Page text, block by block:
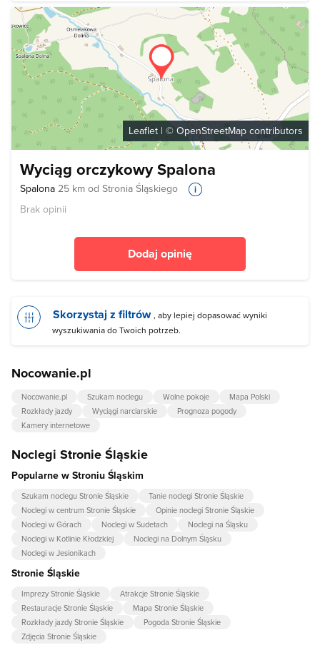
Leaflet | © OpenStreetMap contributors
Wyciąg orczykowy Spalona
Spalona 25 km od Stronia Śląskiego
Brak opinii
Dodaj opinię
Skorzystaj z filtrów , aby lepiej dopasować wyniki
wyszukiwania do Twoich potrzeb.
Nocowanie.pl
Nocowanie.pl Szukam noclegu Wolne pokoje
Mapa Polski
Rozkłady jazdy
Wyciągi narciarskie
Prognoza pogody
Kamery internetowe
Noclegi Stronie Śląskie
Popularne w Stroniu Śląskim
Szukam noclegu Stronie Śląskie
Tanie noclegi Stronie Śląskie
Noclegi w centrum Stronie Śląskie
Opinie noclegi Stronie Śląskie
Noclegi w Górach
Noclegi w Sudetach
Noclegi na Śląsku
Noclegi w Kotlinie Kłodzkiej
Noclegi na Dolnym Śląsku
Noclegi w Jesionikach
Stronie Śląskie
Imprezy Stronie Śląskie
Atrakcje Stronie Śląskie
Restauracje Stronie Śląskie
Mapa Stronie Śląskie
Rozkłady jazdy Stronie Śląskie
Pogoda Stronie Śląskie
Zdjęcia Stronie Śląskie